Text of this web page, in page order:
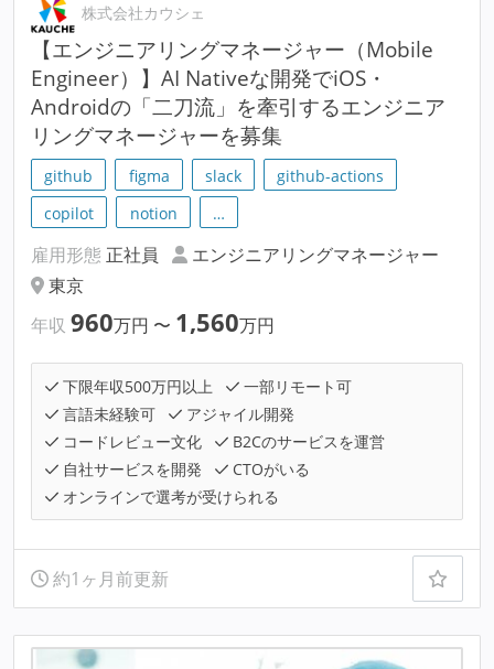
株式会社カウシェ
【エンジニアリングマネージャー（Mobile
Engineer）】AI Nativeな開発でiOS・
Androidの「二刀流」を牽引するエンジニア
リングマネージャーを募集
github figma slack
github-actions
copilot
notion …
雇用形態 正社員
エンジニアリングマネージャー
東京
年収 960万円 〜 1,560万円
下限年収500万円以上
一部リモート可
言語未経験可
アジャイル開発
コードレビュー文化
B2Cのサービスを運営
自社サービスを開発
CTOがいる
オンラインで選考が受けられる
約1ヶ月前更新